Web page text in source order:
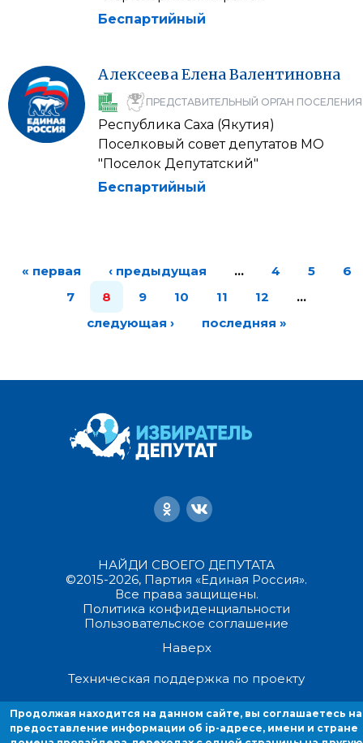
Беспартийный
АлексееваЕленаВалентиновна
ПРЕДСТАВИТЕЛЬНЫЙ ОРГАН ПОСЕЛЕНИЯ
Республика Саха (Якутия)
Поселковый совет депутатов МО
"Поселок Депутатский"
Беспартийный
« первая ‹ предыдущая … 4 5
6
7
8 9 10 11 12
…
следующая ›
последняя »
НАЙДИ СВОЕГО ДЕПУТАТА
©2015-2026, Партия «Единая Россия».
Все права защищены.
Политика конфиденциальности
Пользовательское соглашение
Наверх
Техническая поддержка по проекту
Продолжая находиться на данном сайте, вы соглашаетесь на
предоставление информации об ip-адресе, имени и стране домена
Продолжая находится на данном сайте, вы соглашаетесь на
предоставление информации об ip-адресе, имени и стране